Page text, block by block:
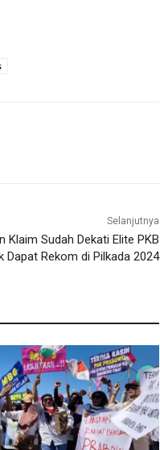
Selanjutnya
Klaim Sudah Dekati Elite PKB
Dapat Rekom di Pilkada 2024